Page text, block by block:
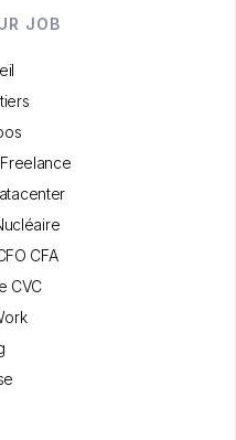
JOB
CFA
CVC